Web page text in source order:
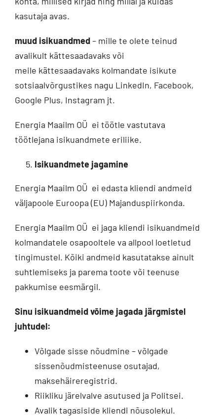
kasutaja avas.
muud isikuandmed– mille te olete teinud
avalikult kättesaadavaks või
meile kättesaadavaks kolmandate isikute
sotsiaalvõrgustikes nagu LinkedIn, Facebook,
Google Plus, Instagram jt.
Energia Maailm OÜ ei töötle vastutava
töötlejana isikuandmete eriliike.
Isikuandmete jagamine
Energia Maailm OÜ ei edasta kliendi andmeid
väljapoole Euroopa (EU) Majanduspiirkonda.
Energia Maailm OÜ ei jaga kliendi isikuandmeid
kolmandatele osapooltele va allpool loetletud
tingimustel. Kõiki andmeid kasutatakse ainult
suhtlemiseks ja parema toote või teenuse
pakkumise eesmärgil.
Sinu isikuandmeid võime jagada järgmistel
juhtudel:
Võlgade sisse nõudmine – võlgade
sissenõudmisteenuse osutajad,
maksehäireregistrid.
Riikliku järelvalve asutused ja Politsei.
Avalik tagasiside kliendi nõusolekul.